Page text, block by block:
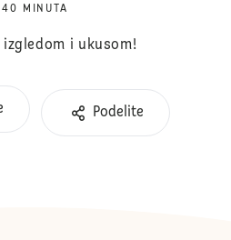
40 MINUTA
i ukusom!
Podelite